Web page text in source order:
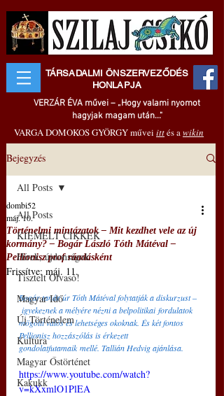
TÁRSADALMI ÖNSZERVEZŐDÉS
HONLAPJA
VERZÁR ÉVA művei – „Hogy valami nyomot
hagyjak magam után..."
VARGA DOMOKOS GYÖRGY művei ittés awikin
Bejegyzés
All Posts
KIEMELT CIKKEK
Hírek, újdonságok
Tisztelt Olvasó!
Magyar Idő
Új Történelem
Kultúra
Magyar Őstörténet
Kakukk
All Posts
Történelmi mintázatok ‒ Mit kezdhet vele az új
kormány? ‒ Bogár László Tóth Mátéval ‒
Pellionisz prof ráadásként
dombi52
máj. 10.
Frissítve: máj. 11.
Bogár tanár úr Tóth Mátéval folytatják a diskurzust ‒
igyekeznek a mélyére nézni a belpolitikai fordulatok
mögötti valós és lehetséges okoknak. És két fontos
Pellionisz hozzászólás is érkezett
gondolatfutamaik mellé. Tallián Hedvig ajánlása.
https://www.youtube.com/watch?
v=kXxmlO1PlEA